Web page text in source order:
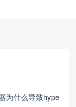
为什么导致hype